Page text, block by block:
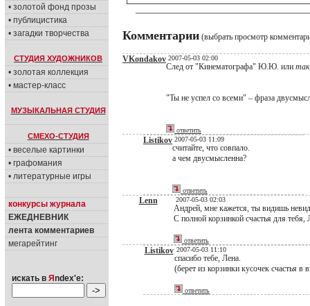
• золотой фонд прозы
• публицистика
• загадки творчества
СТУДИЯ ХУДОЖНИКОВ
• золотая коллекция
• мастер-класс
МУЗЫКАЛЬНАЯ СТУДИЯ
СМЕХО-СТУДИЯ
• веселые картинки
• графомания
• литературные игры
конкурсы журнала
ЕЖЕДНЕВНИК
лента комментариев
мегарейтинг
искать в Я ndex'е:
Комментарии (выбрать просмотр
VKondakov 2007-05-03 02:00
След от "Кинематографа" Ю.Ю. или так
"Ты не успел со всеми" – фраза
ответить
Listikov 2007-05-03 11:09
считайте, что совпало.
а чем двусмысленна?
ответить
Lenn 2007-05-03 02:03
Андрей, мне кажется, ты видишь
С полной корзинкой счастья для тебя,
ответить
Listikov 2007-05-03 11:10
спасибо тебе, Лена.
(берет из корзинки кусочек счастья
ответить